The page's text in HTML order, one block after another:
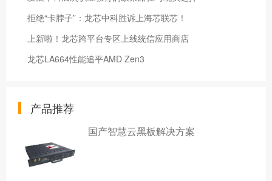
拒绝“卡脖子”：龙芯中科胜诉上海芯联芯！
上新啦！龙芯跨平台专区上线统信应用商店
龙芯LA664性能追平AMD Zen3
产品推荐
国产智慧云黑板解决方案